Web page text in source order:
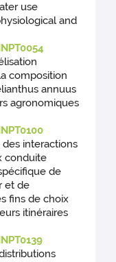
use
and
composition
annuus
agronomiques
des interactions
conduite
de
et de
fins de choix
itinéraires